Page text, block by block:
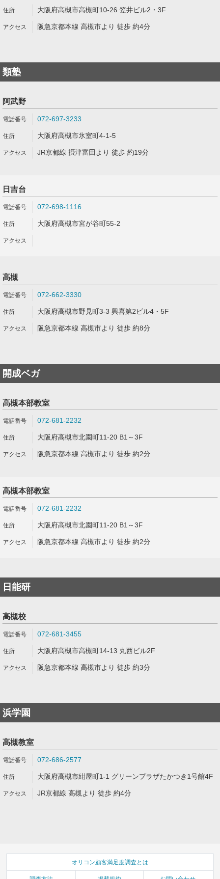
大阪府高槻市高槻町10-26 笠井ビル2・3F
阪急京都本線 高槻市より 徒歩 約4分
類塾
阿武野
072-697-3233
大阪府高槻市氷室町4-1-5
JR京都線 摂津富田より 徒歩 約19分
日吉台
072-698-1116
大阪府高槻市宮が谷町55-2
高槻
072-662-3330
大阪府高槻市野見町3-3 興喜第2ビル4・5F
阪急京都本線 高槻市より 徒歩 約8分
開成ベガ
高槻本部教室
072-681-2232
大阪府高槻市北園町11-20 B1～3F
阪急京都本線 高槻市より 徒歩 約2分
高槻本部教室
072-681-2232
大阪府高槻市北園町11-20 B1～3F
阪急京都本線 高槻市より 徒歩 約2分
日能研
高槻校
072-681-3455
大阪府高槻市高槻町14-13 丸西ビル2F
阪急京都本線 高槻市より 徒歩 約3分
浜学園
高槻教室
072-686-2577
大阪府高槻市紺屋町1-1 グリーンプラザたかつき1号館4F
JR京都線 高槻より 徒歩 約4分
オリコン顧客満足度調査とは